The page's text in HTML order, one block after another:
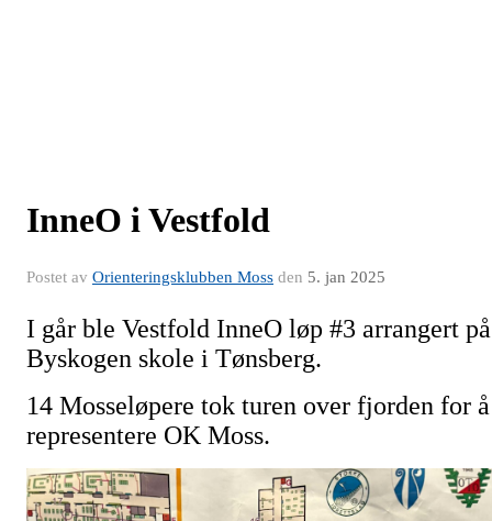
InneO i Vestfold
Postet av Orienteringsklubben Moss den 5. jan 2025
I går ble Vestfold InneO løp #3 arrangert på
Byskogen skole i Tønsberg.
14 Mosseløpere tok turen over fjorden for å
representere OK Moss.